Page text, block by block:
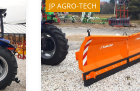
JP AGRO-TECH